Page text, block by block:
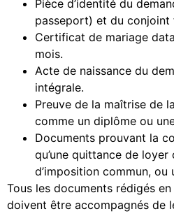
Pièce d’identité du
passeport) et du conjoint
Certificat de mariage
mois.
Acte de naissance du
intégrale.
Preuve de la maîtrise de
comme un diplôme ou
Documents prouvant la
qu’une quittance de loyer
d’imposition commun,
Tous les documents rédigés
doivent être accompagnés de